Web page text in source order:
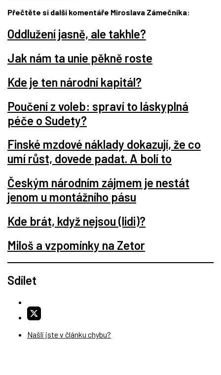
Přečtěte si další komentáře Miroslava Zámečníka:
Oddlužení jasně, ale takhle?
Jak nám ta unie pěkně roste
Kde je ten národní kapitál?
Poučení z voleb: spraví to láskyplná
péče o Sudety?
Finské mzdové náklady dokazují, že co
umí růst, dovede padat. A bolí to
Českým národním zájmem je nestát
jenom u montážního pásu
Kde brát, když nejsou (lidi)?
Miloš a vzpomínky na Zetor
Sdílet
Našli jste v článku chybu?